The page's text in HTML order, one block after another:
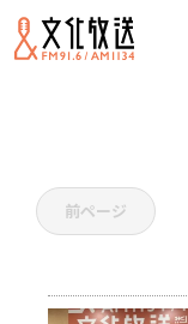
前ページ